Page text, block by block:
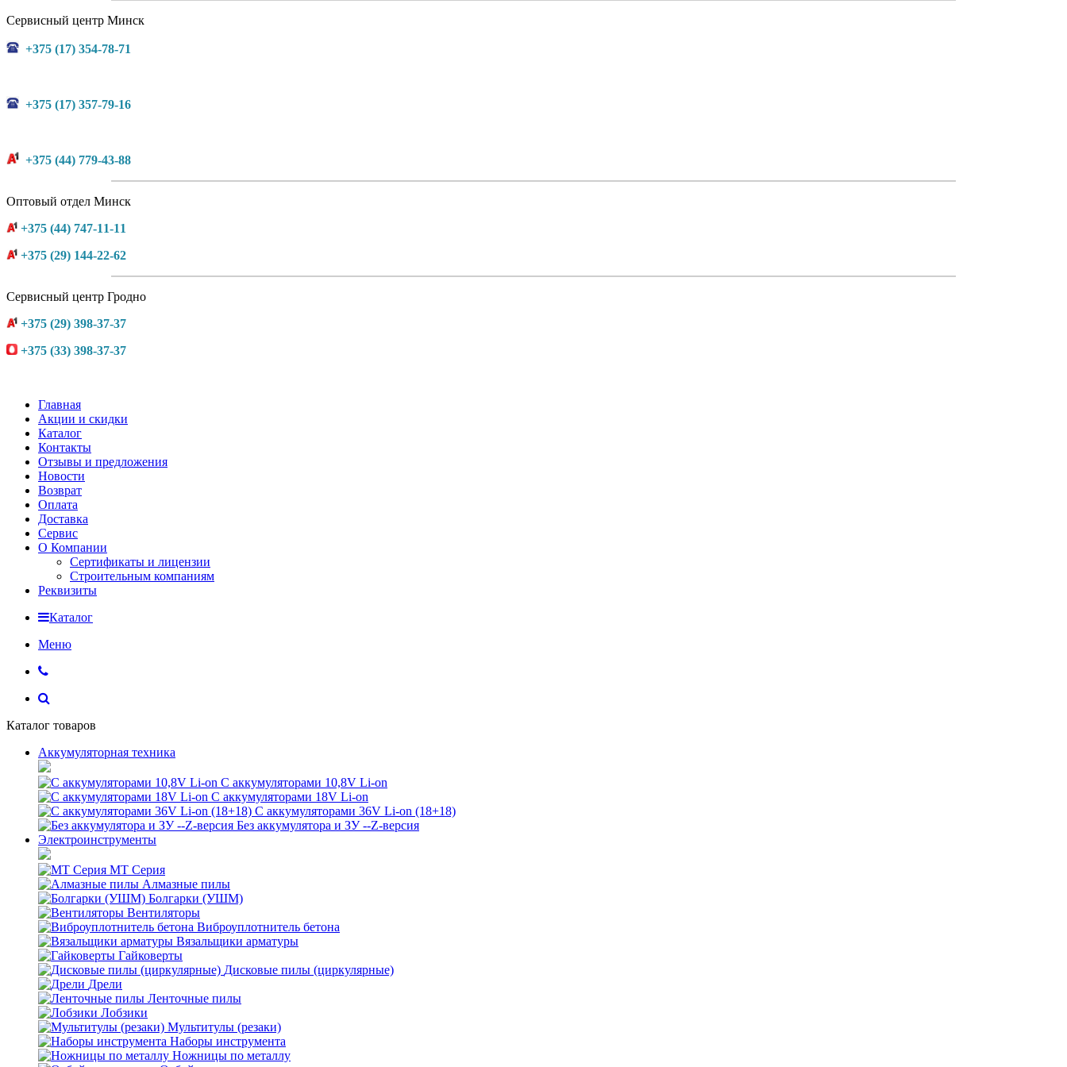
Сервисный центр Минск
+375 (17) 354-78-71
+375 (17) 357-79-16
+375 (44) 779-43-88
Оптовый отдел Минск
+375 (44) 747-11-11
+375 (29) 144-22-62
Сервисный центр Гродно
+375 (29) 398-37-37
+375 (33) 398-37-37
Главная
Акции и скидки
Каталог
Контакты
Отзывы и предложения
Новости
Возврат
Оплата
Доставка
Сервис
О Компании
Сертификаты и лицензии
Строительным компаниям
Реквизиты
Каталог
Меню
Каталог товаров
Аккумуляторная техника
С аккумуляторами 10,8V Li-on
С аккумуляторами 18V Li-on
С аккумуляторами 36V Li-on (18+18)
Без аккумулятора и ЗУ --Z-версия
Электроинструменты
MT Серия
Алмазные пилы
Болгарки (УШМ)
Вентиляторы
Виброуплотнитель бетона
Вязальщики арматуры
Гайковерты
Дисковые пилы (циркулярные)
Дрели
Ленточные пилы
Лобзики
Мультитулы (резаки)
Наборы инструмента
Ножницы по металлу